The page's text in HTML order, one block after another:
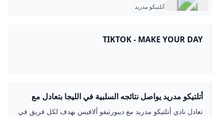
أتلتيكو مدريد
TIKTOK - MAKE YOUR DAY
أتلتيكو مدريد يواصل نتائجه السلبية في الليجا بتعادل مع
ألافيس القاهرة الاخبارية
تعادل نادي أتلتيكو مدريد مع ديبورتيفو ألافيس بهدف لكل فريق في